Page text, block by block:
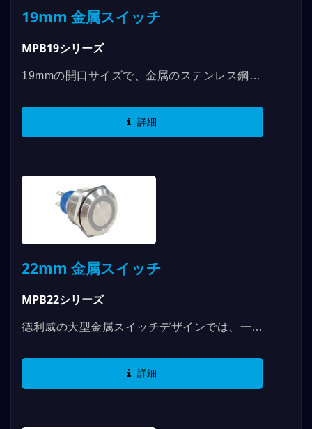
19mm 金属スイッチ
MPB19シリーズ
19mmの開口サイズで、金属のステンレス鋼な
と言えます。防御レベルはIK10に達し、金属
スイッチが損傷しても衝撃による破壊は起こり
ないように保護されています。 德利威金属ス
イッチは、現在市場でUL認証を取得している
金属スイッチの数少ない製品です。...
詳細
22mm 金属スイッチ
MPB22シリーズ
德利威の大型金属スイッチデザインでは、一般
性材料であるステンレス鋼を追加していま
詳細